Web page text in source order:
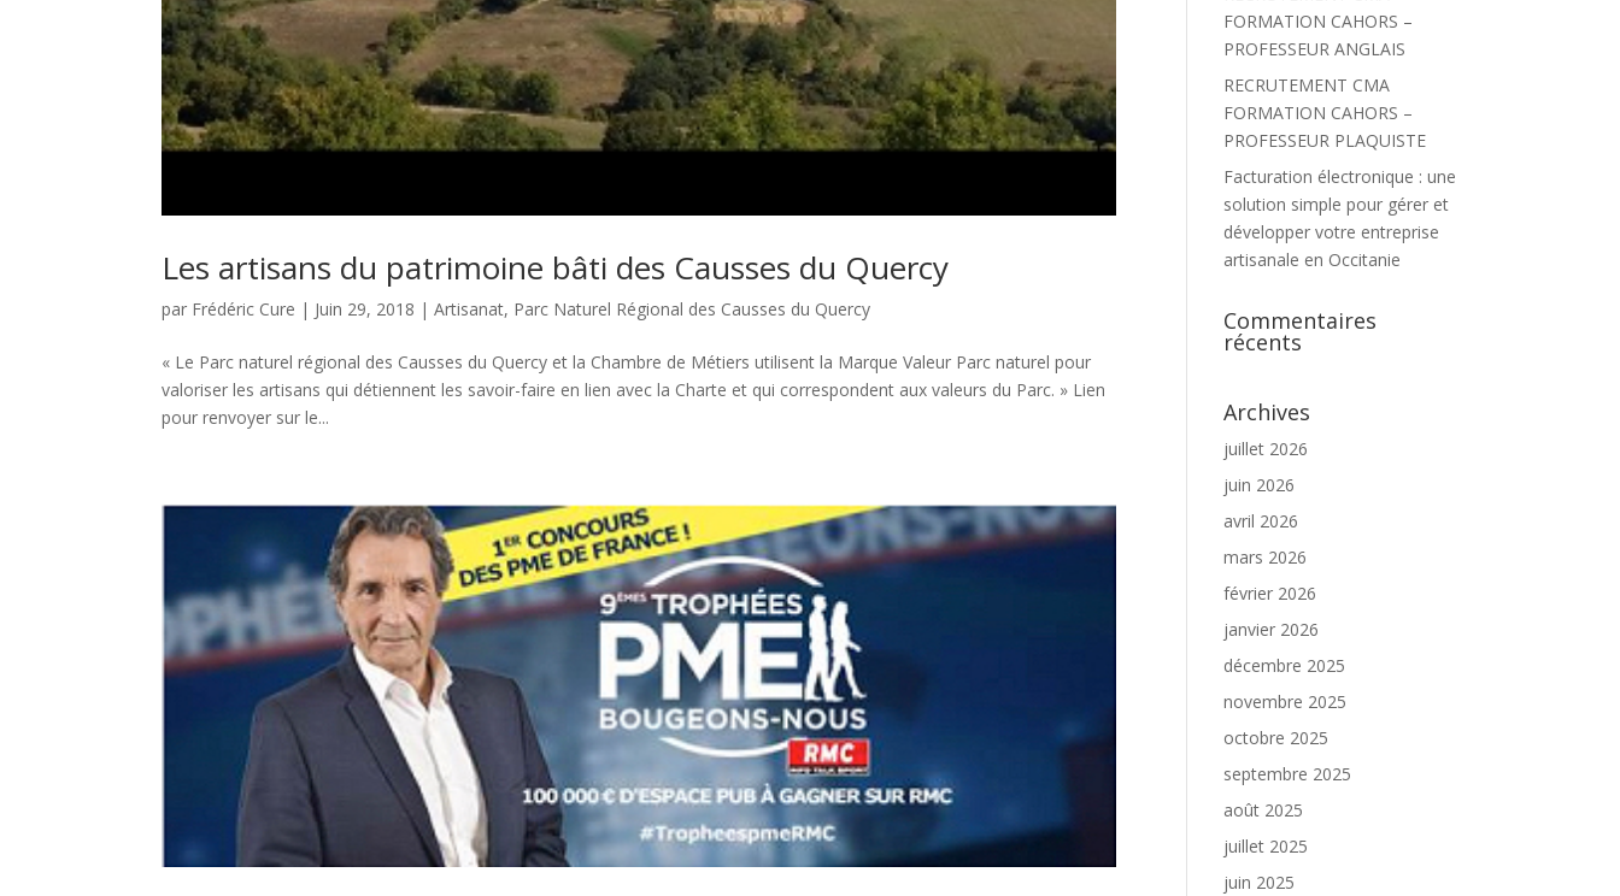
Les artisans du patrimoine bâti des Causses du Quercy
par Frédéric Cure | Juin 29, 2018 |Artisanat, Parc Naturel Régional des Causses du Quercy
« Le Parc naturel régional des Causses du Quercy et la Chambre de Métiers utilisent la Marque Valeur Parc naturel pour
valoriser les artisans qui détiennent les savoir-faire en lien avec la Charte et qui correspondent aux valeurs du Parc. » Lien
pour renvoyer sur le...
FORMATION CAHORS –
PROFESSEUR ANGLAIS
RECRUTEMENT CMA
FORMATION CAHORS –
PROFESSEUR PLAQUISTE
Facturation électronique : une
solution simple pour gérer et
développer votre entreprise
artisanale en Occitanie
Commentaires
récents
Archives
juillet 2026
juin 2026
avril 2026
mars 2026
février 2026
janvier 2026
décembre 2025
novembre 2025
octobre 2025
septembre 2025
août 2025
juillet 2025
juin 2025